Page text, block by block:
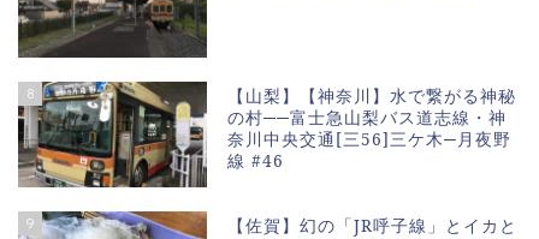
8
【山梨】【神奈川】水で繋がる神秘
の村──富士急山梨バス道志線・神
奈川中央交通[三56]三ケ木─月夜野
線 #46
9
【佐賀】幻の「JR呼子線」とイカと